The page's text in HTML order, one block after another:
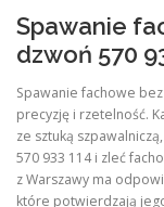
Spawanie
dzwoń 570
Spawanie fachowe
precyzję i rzetelność.
ze sztuką
570 933 114 i zleć
z Warszawy ma
które potwierdzają